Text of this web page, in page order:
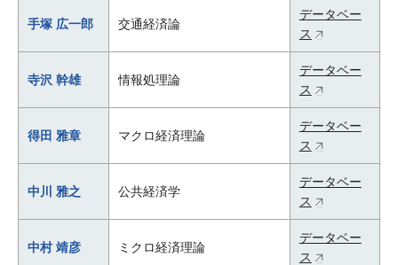
手塚 広一郎 交通経済論
データベー
ス
寺沢 幹雄 情報処理論
データベー
ス
得田 雅章 マクロ経済理論
データベー
ス
中川 雅之 公共経済学
データベー
ス
中村 靖彦 ミクロ経済理論
データベー
ス